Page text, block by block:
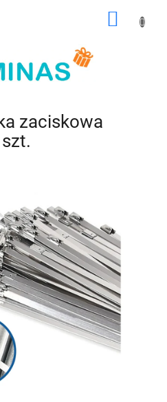
zaciskowa